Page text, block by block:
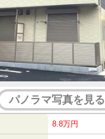
パノラマ写真を見る
8.8万円